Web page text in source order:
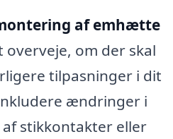
af emhætte
om der skal
tilpasninger i dit
ændringer i
stikkontakter eller